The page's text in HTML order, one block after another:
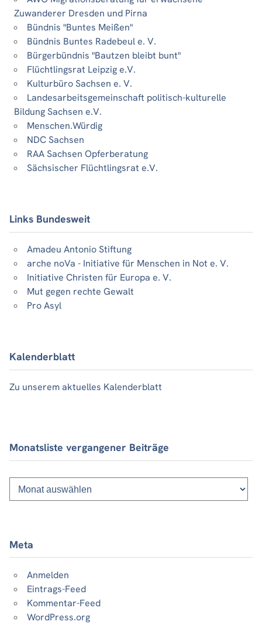
Zuwanderer Dresden und Pirna
Bündnis "Buntes Meißen"
Bündnis Buntes Radebeul e. V.
Bürgerbündnis "Bautzen bleibt bunt"
Flüchtlingsrat Leipzig e.V.
Kulturbüro Sachsen e. V.
Landesarbeitsgemeinschaft politisch-kulturelle
Bildung Sachsen e.V.
Menschen.Würdig
NDC Sachsen
RAA Sachsen Opferberatung
Sächsischer Flüchtlingsrat e.V.
Links Bundesweit
Amadeu Antonio Stiftung
arche noVa - Initiative für Menschen in Not e. V.
Initiative Christen für Europa e. V.
Mut gegen rechte Gewalt
Pro Asyl
Kalenderblatt
Zu unserem aktuelles Kalenderblatt
Monatsliste vergangener Beiträge
Monatsliste
vergangener
Beiträge
Meta
Anmelden
Eintrags-Feed
Kommentar-Feed
WordPress.org